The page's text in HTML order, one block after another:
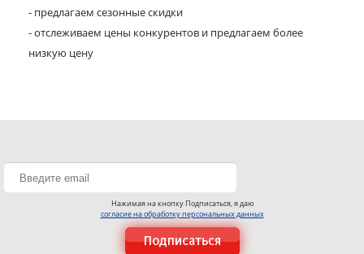
- предлагаем сезонные скидки
- отслеживаем цены конкурентов и предлагаем более
низкую цену
Нажимая на кнопку Подписаться, я даю
согласие на обработку персональных данных